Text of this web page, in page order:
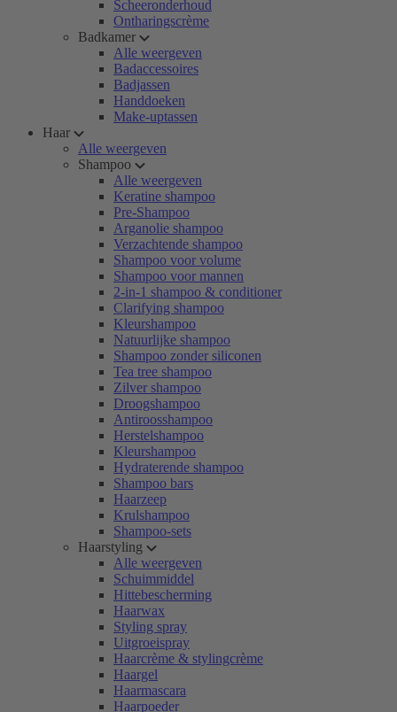
Scheeronderhoud
Ontharingscrème
Badkamer
Alle weergeven
Badaccessoires
Badjassen
Handdoeken
Make-uptassen
Haar
Alle weergeven
Shampoo
Alle weergeven
Keratine shampoo
Pre-Shampoo
Arganolie shampoo
Verzachtende shampoo
Shampoo voor volume
Shampoo voor mannen
2-in-1 shampoo & conditioner
Clarifying shampoo
Kleurshampoo
Natuurlijke shampoo
Shampoo zonder siliconen
Tea tree shampoo
Zilver shampoo
Droogshampoo
Antiroosshampoo
Herstelshampoo
Kleurshampoo
Hydraterende shampoo
Shampoo bars
Haarzeep
Krulshampoo
Shampoo-sets
Haarstyling
Alle weergeven
Schuimmiddel
Hittebescherming
Haarwax
Styling spray
Uitgroeispray
Haarcrème & stylingcrème
Haargel
Haarmascara
Haarpoeder